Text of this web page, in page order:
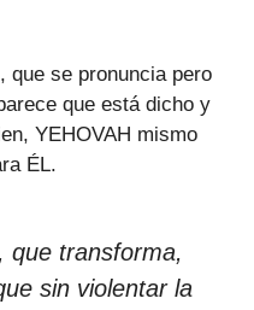
que se pronuncia pero
que está dicho y
YEHOVAH mismo
ÉL.
que transforma,
sin violentar la